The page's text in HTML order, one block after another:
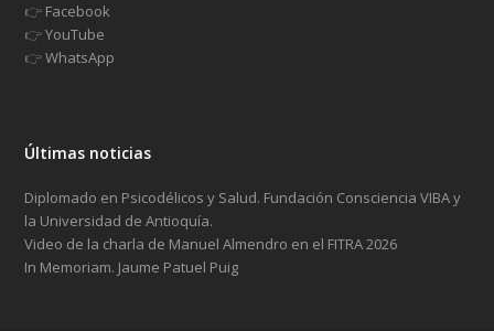
👉 Facebook
👉YouTube
👉WhatsApp
Últimas noticias
Diplomado en Psicodélicos y Salud. Fundación Consciencia VIBA y
la Universidad de Antioquía.
Video de la charla de Manuel Almendro en el FITRA 2026
In Memoriam. Jaume Patuel Puig